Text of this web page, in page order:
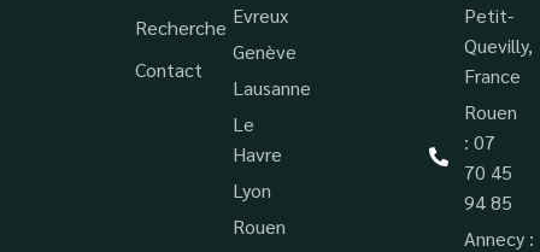
Recherche
Contact
Evreux
Genève
Lausanne
Le
Havre
Lyon
Rouen
Petit-
Quevilly,
France
Rouen
: 07
70 45
94 85
Annecy :